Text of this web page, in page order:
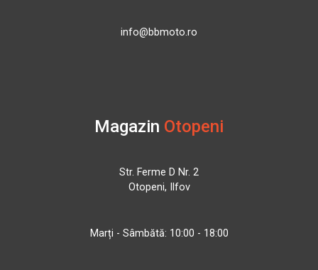
info@bbmoto.ro
Magazin Otopeni
Str. Ferme D Nr. 2
Otopeni, Ilfov
Marți - Sâmbătă: 10:00 - 18:00